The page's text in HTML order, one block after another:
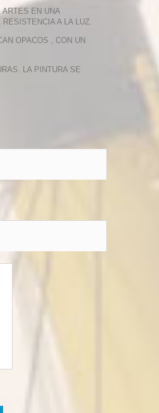
EN UNA
A LA LUZ.
OPACOS , CON UN
LA PINTURA SE